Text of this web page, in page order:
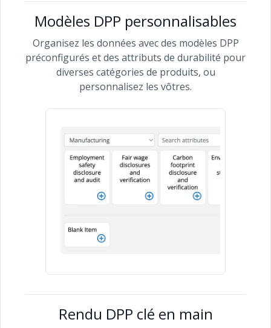
Modèles DPP personnalisables
Organisez les données avec des modèles DPP
préconfigurés et des attributs de durabilité pour
diverses catégories de produits, ou
personnalisez les vôtres.
Rendu DPP clé en main